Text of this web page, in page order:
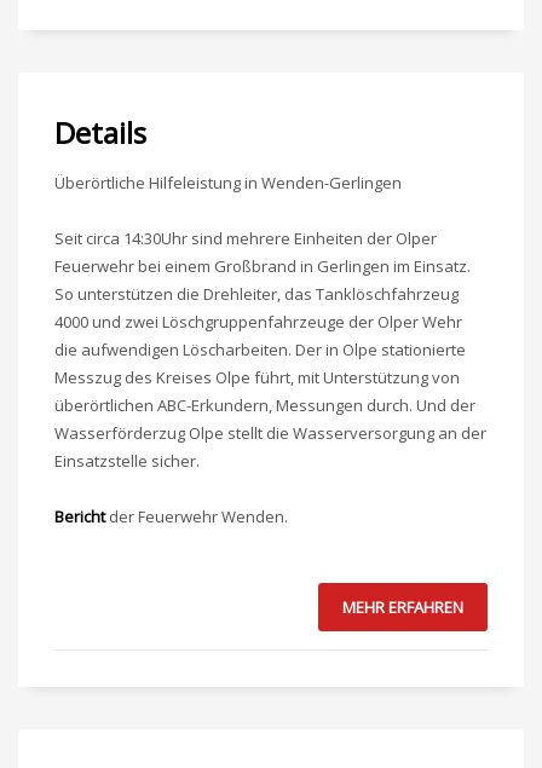
Details
Überörtliche Hilfeleistung in Wenden-Gerlingen
Seit circa 14:30Uhr sind mehrere Einheiten der Olper
Feuerwehr bei einem Großbrand in Gerlingen im Einsatz.
So unterstützen die Drehleiter, das Tanklöschfahrzeug
4000 und zwei Löschgruppenfahrzeuge der Olper Wehr
die aufwendigen Löscharbeiten. Der in Olpe stationierte
Messzug des Kreises Olpe führt, mit Unterstützung von
überörtlichen ABC-Erkundern, Messungen durch. Und der
Wasserförderzug Olpe stellt die Wasserversorgung an der
Einsatzstelle sicher.
Berichtder Feuerwehr Wenden.
MEHR ERFAHREN